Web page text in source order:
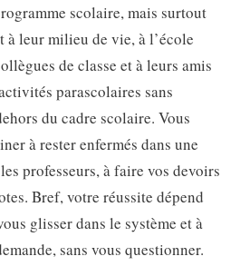
scolaire, mais surtout
à leur milieu de vie, à l’école
de classe et à leurs amis
parascolaires sans
du cadre scolaire. Vous
à rester enfermés dans une
professeurs, à faire vos devoirs
Bref, votre réussite dépend
glisser dans le système et à
sans vous questionner.